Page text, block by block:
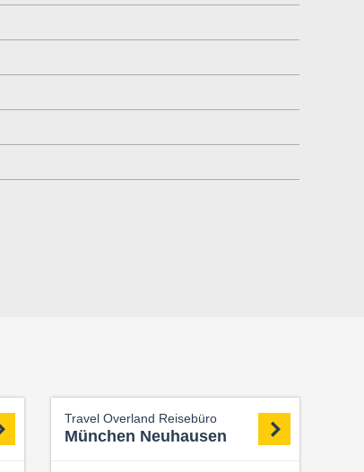
Travel Overland Reisebüro
München Neuhausen